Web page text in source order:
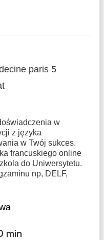
paris 5
w
z języka
w Twój sukces.
francuskiego online
do Uniwersytetu.
np, DELF,
min